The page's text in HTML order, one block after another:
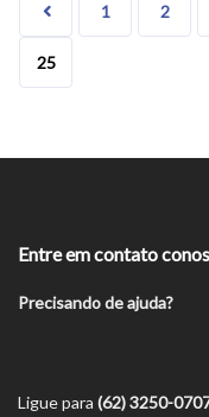
1 2
25
Entre em contato
Precisando de ajuda?
Ligue para (62) 3250-